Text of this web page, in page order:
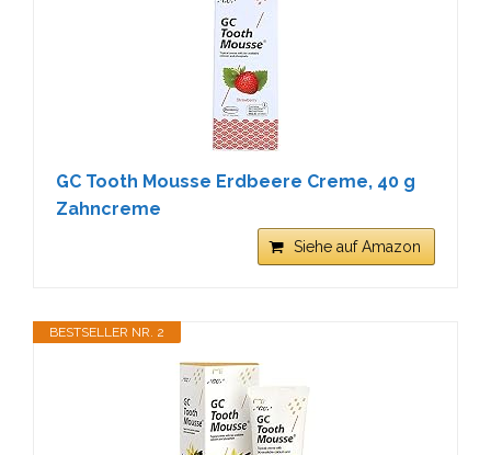
GC Tooth Mousse Erdbeere Creme, 40 g
Zahncreme
Siehe auf Amazon
BESTSELLER NR. 2